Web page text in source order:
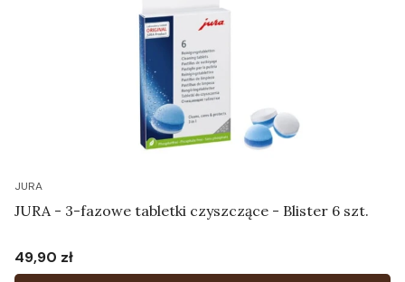
JURA
JURA - 3-fazowe tabletki czyszczące - Blister 6 szt.
Cena
49,90 zł